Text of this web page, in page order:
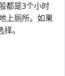
都是3个小时
上厕所。如果
。